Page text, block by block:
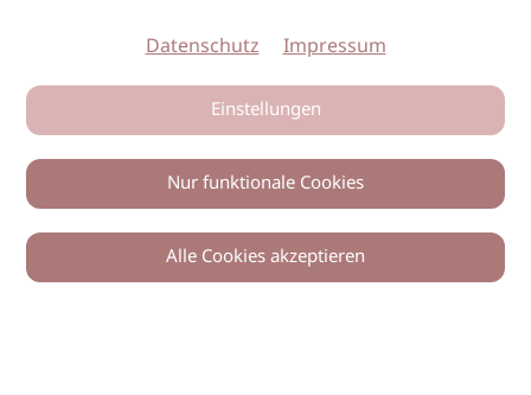
Datenschutz Impressum
Einstellungen
Nur funktionale Cookies
Alle Cookies akzeptieren